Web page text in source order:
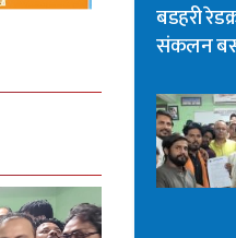
बडहरी
संकलन बस